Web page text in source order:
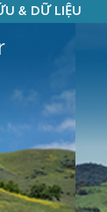
& DỮ LIỆU